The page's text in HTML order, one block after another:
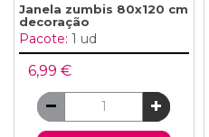
Janela zumbis 80x120 cm
decoração
Pacote: 1 ud
6,99 €